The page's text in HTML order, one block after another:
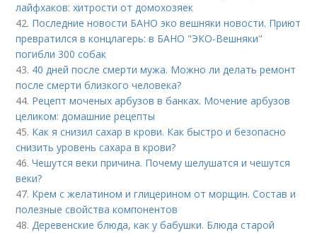
лайфхаков: хитрости от домохозяек
42. Последние новости БАНО эко вешняки новости. Приют
превратился в концлагерь: в БАНО "ЭКО-Вешняки"
погибли 300 собак
43. 40 дней после смерти мужа. Можно ли делать ремонт
после смерти близкого человека?
44. Рецепт моченых арбузов в банках. Мочение арбузов
целиком: домашние рецепты
45. Как я снизил сахар в крови. Как быстро и безопасно
снизить уровень сахара в крови?
46.Чешутся веки причина. Почему шелушатся и чешутся
веки?
47. Крем с желатином и глицерином от морщин. Состав и
полезные свойства компонентов
48.Деревенские блюда, как у бабушки. Блюда старой